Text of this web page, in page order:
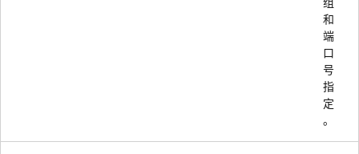
和
端
口
号
指
定
。